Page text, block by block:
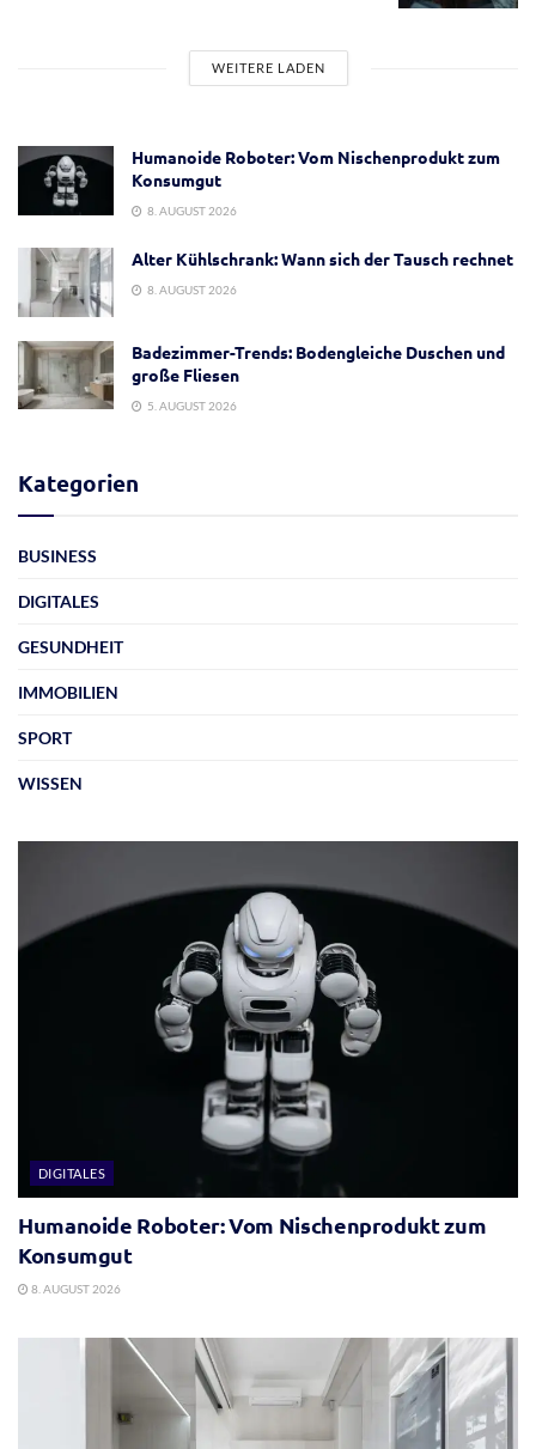
WEITERE LADEN
Humanoide Roboter: Vom Nischenprodukt zum
Konsumgut
8. AUGUST 2026
Alter Kühlschrank: Wann sich der Tausch rechnet
8. AUGUST 2026
Badezimmer-Trends: Bodengleiche Duschen und
große Fliesen
5. AUGUST 2026
Kategorien
BUSINESS
DIGITALES
GESUNDHEIT
IMMOBILIEN
SPORT
WISSEN
DIGITALES
Humanoide Roboter: Vom Nischenprodukt zum
Konsumgut
8. AUGUST 2026